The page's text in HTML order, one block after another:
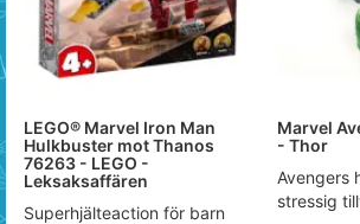
LEGO® Marvel Iron Man
Hulkbuster mot Thanos
76263 - LEGO -
Leksaksaffären
Superhjälteaction för barn
Marvel
- Thor
Avengers
stressig